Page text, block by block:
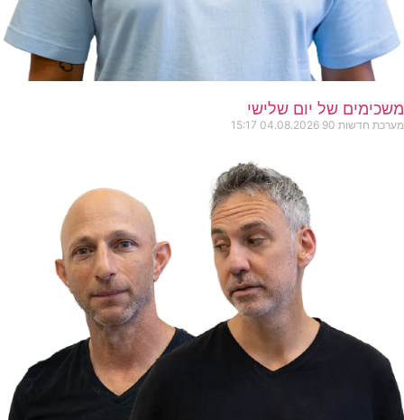
משכימים של יום שלישי
מערכת חדשות 90 04.08.2026
15:17